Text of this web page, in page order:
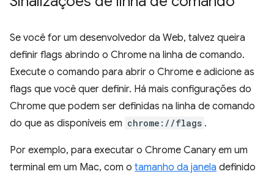
Se você for um desenvolvedor da Web, talvez queira
definir flags abrindo o Chrome na linha de comando.
Execute o comando para abrir o Chrome e adicione as
flags que você quer definir. Há mais configurações do
Chrome que podem ser definidas na linha de comando
do que as disponíveis em chrome://flags .
Por exemplo, para executar o Chrome Canary em um
terminal em um Mac, com o tamanho da janela definido